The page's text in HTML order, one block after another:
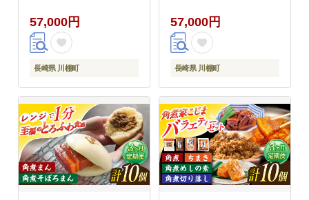
57,000円
長崎県 川棚町
57,000円
長崎県 川棚町